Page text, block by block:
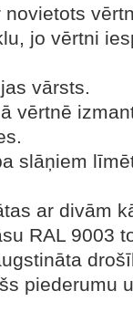
novietots
jo vērtni
vārsts.
vērtnē
slāņiem
ar divām
RAL 9003
piederumu